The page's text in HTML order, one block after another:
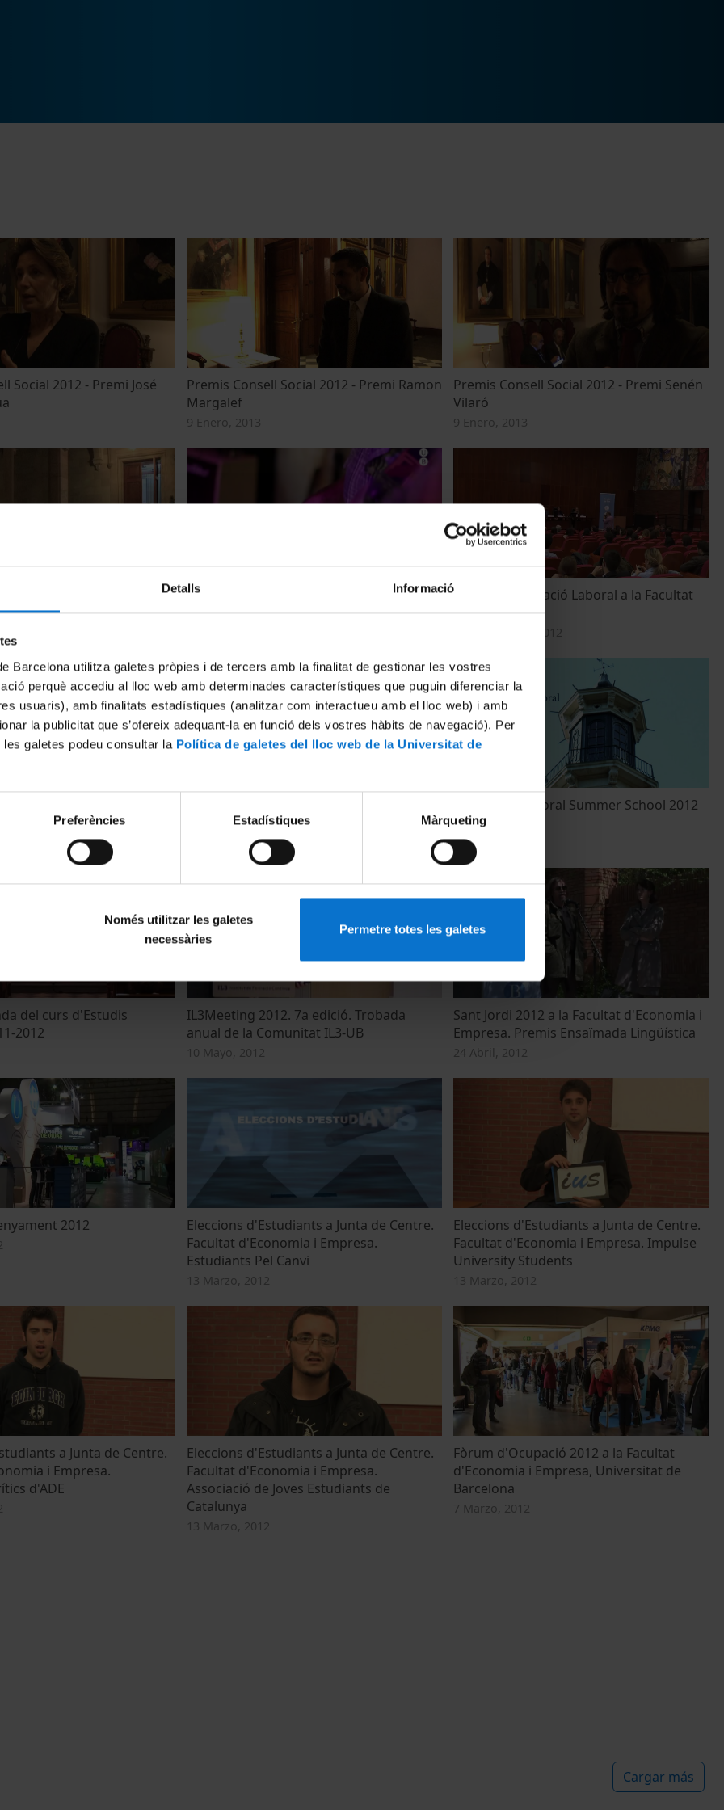
Detalls Informació
Barcelona utilitza galetes pròpies i de tercers amb la finalitat de gestionar les vostres
perquè accediu al lloc web amb determinades característiques que puguin diferenciar la
usuaris), amb finalitats estadístiques (analitzar com interactueu amb el lloc web) i amb
la publicitat que s’ofereix adequant-la en funció dels vostres hàbits de navegació). Per
galetes podeu consultar la Política de galetes del lloc web de la Universitat de
Preferències Estadístiques Màrqueting
Només utilitzar les galetes
necessàries
Permetre totes les galetes
Social 2012 - Premi José
Premis Consell Social 2012 - Premi Ramon
Margalef
9 Enero, 2013
Premis Consell Social 2012 - Premi Senén
Vilaró
9 Enero, 2013
2012. Primera volta.
resultats
Els Vespres de la UB 2012
21 Noviembre, 2012
VII Fira d'Ocupació Laboral a la Facultat
de Dret 2012
Consell d'Alumnat
Joan 2012'
14 Julio, 2012
3rd LERU Doctoral Summer School 2012
10 Julio, 2012
del curs d'Estudis
2012
IL3Meeting 2012. 7a edició. Trobada
anual de la Comunitat IL3-UB
10 Mayo, 2012
Sant Jordi 2012 a la Facultat d'Economia i
Empresa. Premis Ensaïmada Lingüística
24 Abril, 2012
2012
Eleccions d'Estudiants a Junta de Centre.
Facultat d'Economia i Empresa.
Estudiants Pel Canvi
13 Marzo, 2012
Eleccions d'Estudiants a Junta de Centre.
Facultat d'Economia i Empresa. Impulse
University Students
13 Marzo, 2012
a Junta de Centre.
i Empresa.
d'ADE
Eleccions d'Estudiants a Junta de Centre.
Facultat d'Economia i Empresa.
Associació de Joves Estudiants de
Catalunya
13 Marzo, 2012
Fòrum d'Ocupació 2012 a la Facultat
d'Economia i Empresa, Universitat de
Barcelona
7 Marzo, 2012
Cargar más